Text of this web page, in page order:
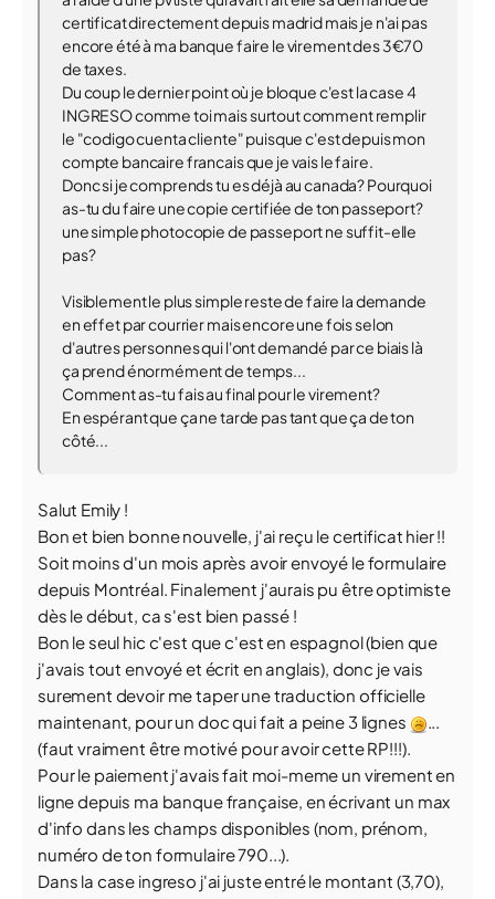
certificat directement depuis madrid mais je n'ai pas
encore été à ma banque faire le virement des 3€70
de taxes.
Du coup le dernier point où je bloque c'est la case 4
INGRESO comme toi mais surtout comment remplir
le "codigo cuenta cliente" puisque c'est depuis mon
compte bancaire francais que je vais le faire.
Donc si je comprends tu es déjà au canada? Pourquoi
as-tu du faire une copie certifiée de ton passeport?
une simple photocopie de passeport ne suffit-elle
pas?
Visiblement le plus simple reste de faire la demande
en effet par courrier mais encore une fois selon
d'autres personnes qui l'ont demandé par ce biais là
ça prend énormément de temps...
Comment as-tu fais au final pour le virement?
En espérant que ça ne tarde pas tant que ça de ton
côté...
Salut Emily !
Bon et bien bonne nouvelle, j'ai reçu le certificat hier !!
Soit moins d'un mois après avoir envoyé le formulaire
depuis Montréal. Finalement j'aurais pu être optimiste
dès le début, ca s'est bien passé !
Bon le seul hic c'est que c'est en espagnol (bien que
j'avais tout envoyé et écrit en anglais), donc je vais
surement devoir me taper une traduction officielle
maintenant, pour un doc qui fait a peine 3 lignes
...
(faut vraiment être motivé pour avoir cette RP!!!).
Pour le paiement j'avais fait moi-meme un virement en
ligne depuis ma banque française, en écrivant un max
d'info dans les champs disponibles (nom, prénom,
numéro de ton formulaire 790...).
Dans la case ingreso j'ai juste entré le montant (3,70),